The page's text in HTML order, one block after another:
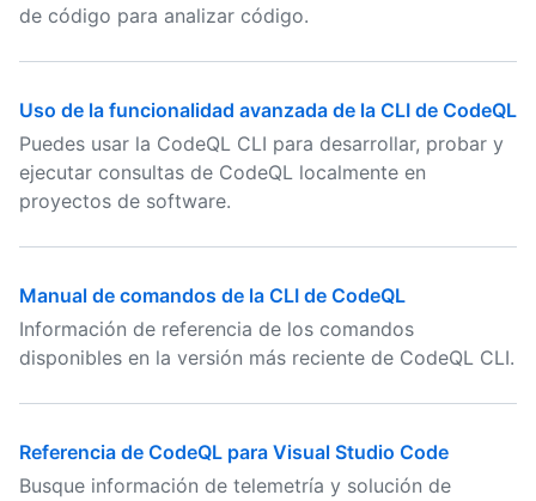
de código para analizar código.
Uso de la funcionalidad avanzada de la CLI de CodeQL
Puedes usar la CodeQL CLI para desarrollar, probar y
ejecutar consultas de CodeQL localmente en
proyectos de software.
Manual de comandos de la CLI de CodeQL
Información de referencia de los comandos
disponibles en la versión más reciente de CodeQL CLI.
Referencia de CodeQL para Visual Studio Code
Busque información de telemetría y solución de